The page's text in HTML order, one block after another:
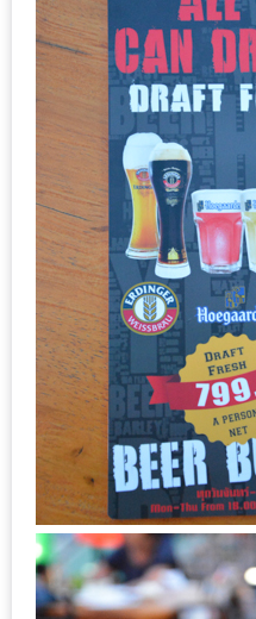
LEO
PRESENTS
PINGFAI
FESTIVAL
อาหาร
ญี่ปุ่น
ระดับ
พรีเมียม
พร้อม
สุ
กี้
เนื้อ
ดำ
คู
โร